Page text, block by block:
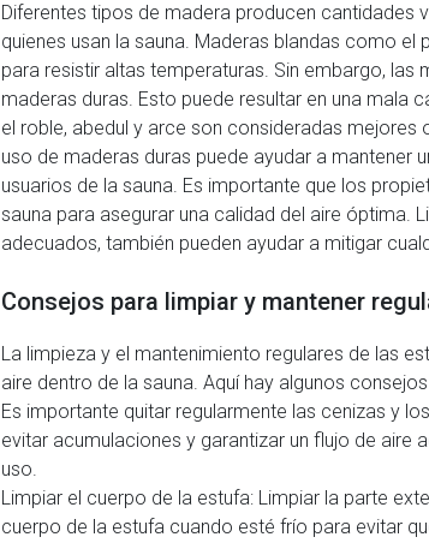
Diferentes tipos de madera producen cantidades
quienes usan la sauna. Maderas blandas como
para resistir altas temperaturas. Sin embargo,
maderas duras. Esto puede resultar en una mala
el roble, abedul y arce son consideradas
uso de maderas duras puede ayudar a mantener
usuarios de la sauna. Es importante que los
sauna para asegurar una calidad del aire óptima.
adecuados, también pueden ayudar a mitigar
Consejos para limpiar y mantener
La limpieza y el mantenimiento regulares de las
aire dentro de la sauna. Aquí hay algunos
Es importante quitar regularmente las cenizas y
evitar acumulaciones y garantizar un flujo de aire
uso.
Limpiar el cuerpo de la estufa: Limpiar la parte
cuerpo de la estufa cuando esté frío para evitar